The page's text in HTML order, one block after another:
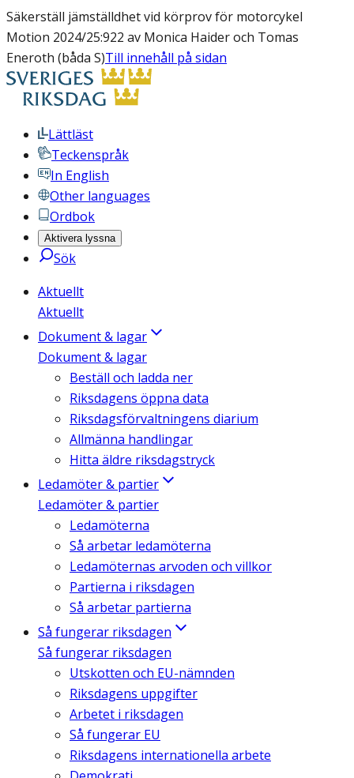
Säkerställ jämställdhet vid körprov för motorcykel
Motion 2024/25:922 av Monica Haider och Tomas
Eneroth (båda S)Till innehåll på sidan
Lättläst
Teckenspråk
In English
Other languages
Ordbok
Aktivera lyssna
Sök
Aktuellt
Aktuellt
Dokument & lagar
Dokument & lagar
Beställ och ladda ner
Riksdagens öppna data
Riksdagsförvaltningens diarium
Allmänna handlingar
Hitta äldre riksdagstryck
Ledamöter & partier
Ledamöter & partier
Ledamöterna
Så arbetar ledamöterna
Ledamöternas arvoden och villkor
Partierna i riksdagen
Så arbetar partierna
Så fungerar riksdagen
Så fungerar riksdagen
Utskotten och EU-nämnden
Riksdagens uppgifter
Arbetet i riksdagen
Så fungerar EU
Riksdagens internationella arbete